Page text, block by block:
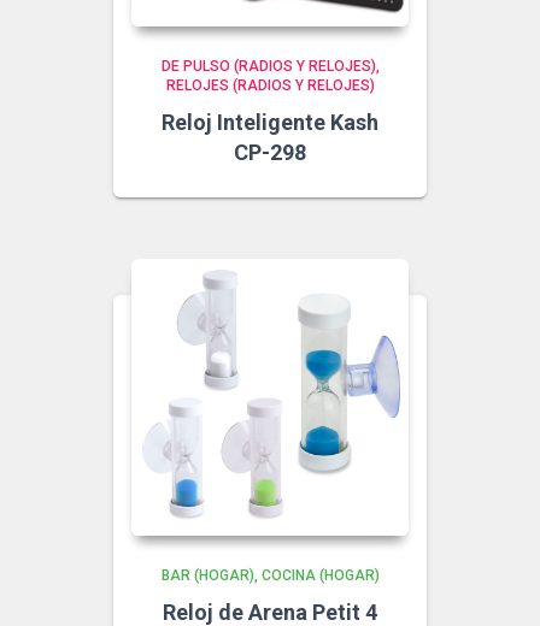
DE PULSO (RADIOS Y RELOJES)
RELOJES (RADIOS Y RELOJES)
Reloj Inteligente Kash
CP-298
BAR (HOGAR) COCINA (HOGAR)
Reloj de Arena Petit 4